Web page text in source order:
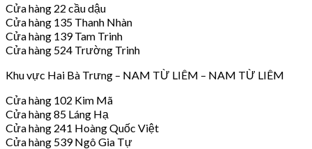
Cửa hàng 22 cầu dậu
Cửa hàng 135 Thanh Nhàn
Cửa hàng 139 Tam Trinh
Cửa hàng 524 Trường Trinh
Khu vực Hai Bà Trưng – NAM TỪ LIÊM – NAM TỪ LIÊM
Cửa hàng 102 Kim Mã
Cửa hàng 85 Láng Hạ
Cửa hàng 241 Hoàng Quốc Việt
Cửa hàng 539 Ngô Gia Tự